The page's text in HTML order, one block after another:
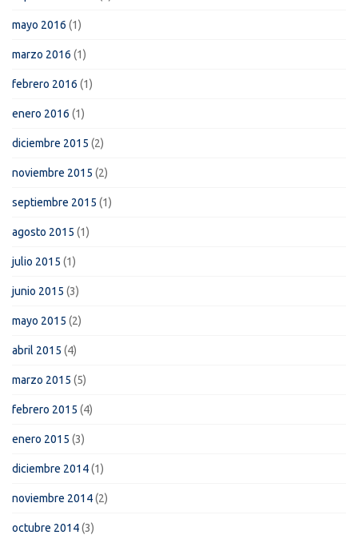
mayo 2016 (1)
marzo 2016 (1)
febrero 2016 (1)
enero 2016 (1)
diciembre 2015 (2)
noviembre 2015 (2)
septiembre 2015 (1)
agosto 2015 (1)
julio 2015 (1)
junio 2015 (3)
mayo 2015 (2)
abril 2015 (4)
marzo 2015 (5)
febrero 2015 (4)
enero 2015 (3)
diciembre 2014(1)
noviembre 2014(2)
octubre 2014(3)